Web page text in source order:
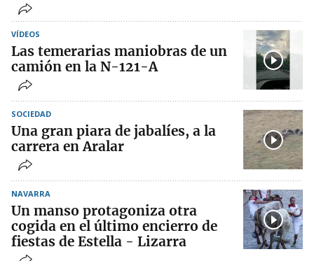
VÍDEOS
Las temerarias maniobras de un
camión en la N-121-A
SOCIEDAD
Una gran piara de jabalíes, a la
carrera en Aralar
NAVARRA
Un manso protagoniza otra
cogida en el último encierro de
fiestas de Estella - Lizarra